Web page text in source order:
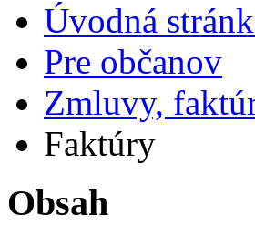
Úvodná
Pre občanov
Zmluvy,
Faktúry
Obsah